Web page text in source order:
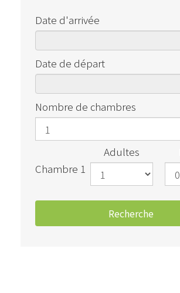
Date d'arrivée
Date de départ
Nombre de chambres
Chambre 1
Adultes